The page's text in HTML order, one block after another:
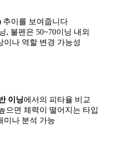
추이를 보여줍니다
, 불펜은 50~70이닝 내외
이나 역할 변경 가능성
이닝에서의 피타율 비교
으면 체력이 떨어지는 타입
미나 분석 가능